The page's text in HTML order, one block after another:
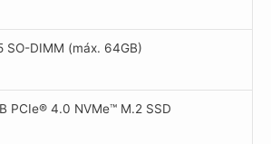
SO-DIMM (máx. 64GB)
PCIe® 4.0 NVMe™ M.2 SSD